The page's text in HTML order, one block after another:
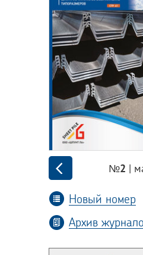
№2 |
Новый номер
Архив